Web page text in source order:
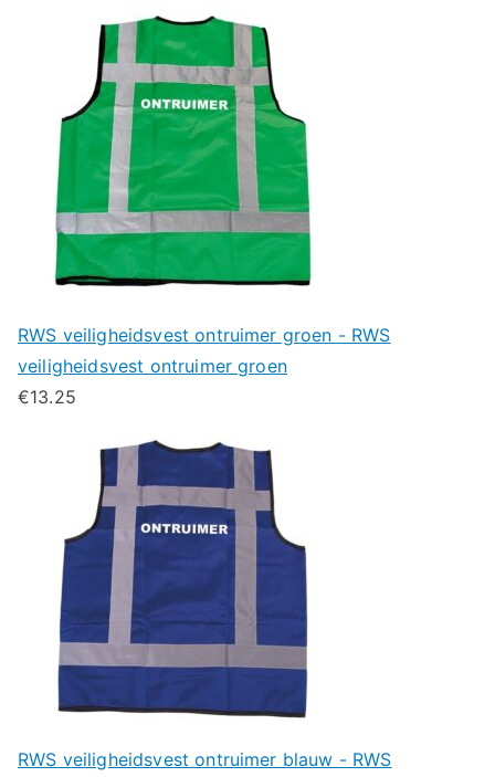
RWS veiligheidsvest ontruimer groen - RWS
veiligheidsvest ontruimer groen
€13.25
RWS veiligheidsvest ontruimer blauw - RWS